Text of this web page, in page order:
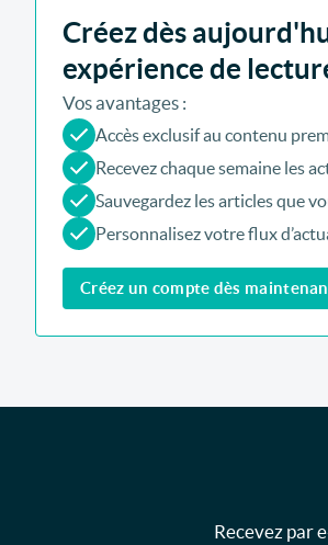
Créez dès
expérience de
Vos avantages :
Accès exclusif au contenu
Recevez chaque semaine les
Sauvegardez les articles que
Personnalisez votre flux
Créez un compte dès
Recevez par